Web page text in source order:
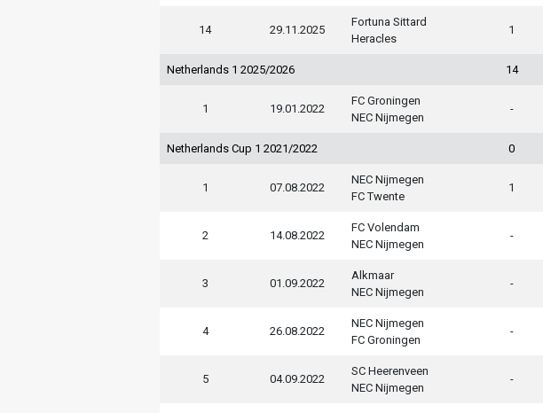
14 29.11.2025
Fortuna Sittard
Heracles
1
Netherlands 1 2025/2026 14
1 19.01.2022
FC Groningen
NEC Nijmegen
-
Netherlands Cup 1 2021/2022 0
1 07.08.2022
NEC Nijmegen
FC Twente
1
2 14.08.2022
FC Volendam
NEC Nijmegen
-
3 01.09.2022
Alkmaar
NEC Nijmegen
-
4 26.08.2022
NEC Nijmegen
FC Groningen
-
5 04.09.2022
SC Heerenveen
NEC Nijmegen
-